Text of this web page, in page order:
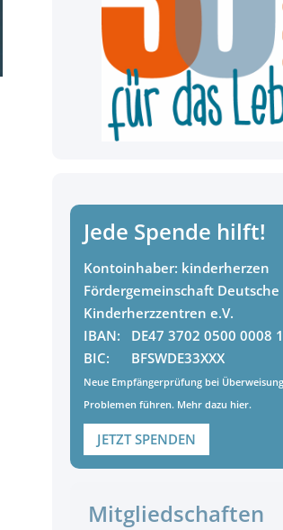
Jede Spende hilft!
Kontoinhaber: kinderherzen
Fördergemeinschaft Deutsche
Kinderherzzentren e.V.
IBAN:
DE47 3702 0500 0008
BIC:
BFSWDE33XXX
Neue Empfängerprüfung bei
Problemen führen. Mehr dazu hier.
JETZT SPENDEN
Mitgliedschaften